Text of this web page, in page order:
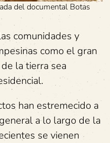
del documental Botas
comunidades y
como el gran
la tierra sea
han estremecido a
a lo largo de la
se vienen